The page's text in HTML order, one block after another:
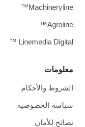
معلومات
الشروط والأحكام
سياسة الخصوصية
نصائح للأمان
Machineryline™
Agroline™
Linemedia Digital ™